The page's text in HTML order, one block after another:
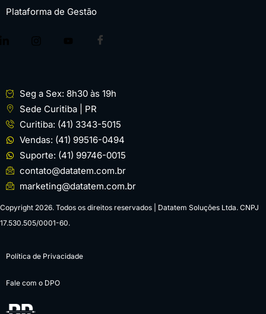
Plataforma de Gestão
Seg a Sex: 8h30 às 19h
Sede Curitiba | PR
Curitiba: (41) 3343-5015
Vendas: (41) 99516-0494
Suporte: (41) 99746-0015
contato@datatem.com.br
marketing@datatem.com.br
Copyright 2026. Todos os direitos reservados | Datatem Soluções Ltda. CNPJ
17.530.505/0001-60.
Política de Privacidade
Fale com o DPO